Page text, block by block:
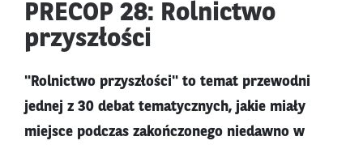
PRECOP 28: Rolnictwo
przyszłości
"Rolnictwo przyszłości" to temat przewodni
jednej z 30 debat tematycznych, jakie miały
miejsce podczas zakończonego niedawno w